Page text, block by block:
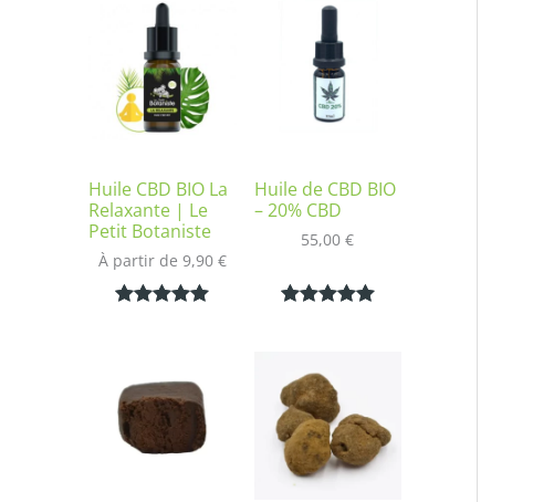
basé sur
client
basé sur
notation
client
Huile CBD BIO La
Relaxante | Le
Petit Botaniste
À partir de 9,90 €
notation
client
Huile de CBD BIO
– 20% CBD
55,00€
basé sur
notation
client